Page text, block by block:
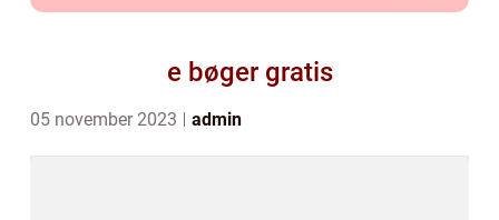
e bøger gratis
05 november 2023 admin